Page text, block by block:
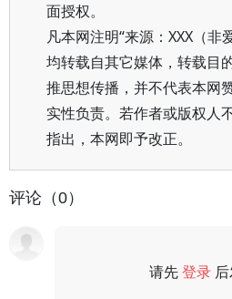
面授权。
凡本网注明“来源：XXX（非
均转载自其它媒体，转载目
推思想传播，并不代表本网
实性负责。若作者或版权人
指出，本网即予改正。
评论（0）
请先登录